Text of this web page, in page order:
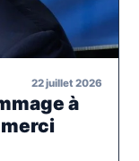
22 juillet 2026
à
merci